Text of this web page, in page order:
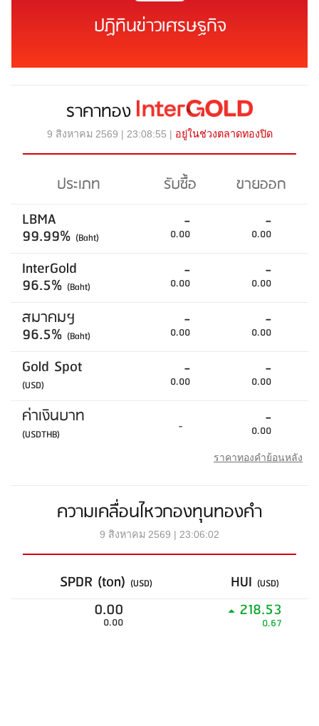
ปฏิทินข่าวเศรษฐกิจ
ราคาทอง
9 สิงหาคม 2569 | 23:08:55 | อยู่ในช่วงตลาดทองปิด
ประเภท รับซื้อ
ขายออก
LBMA
99.99% (Baht)
-
0.00
-
0.00
InterGold
96.5% (Baht)
-
0.00
-
0.00
สมาคมฯ
96.5% (Baht)
-
0.00
-
0.00
Gold Spot
(USD)
-
0.00
-
0.00
ค่าเงินบาท
(USDTHB) - -
0.00
ราคาทองคำย้อนหลัง
ความเคลื่อนไหวกองทุนทองคำ
9 สิงหาคม 2569 | 23:06:02
SPDR (ton) (USD) HUI (USD)
0.00
0.00
218.53
0.67